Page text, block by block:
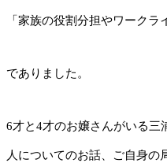
「家族の役割分担やワークラ
でありました。
6才と4才のお嬢さんがいる三
人についてのお話、ご自身の